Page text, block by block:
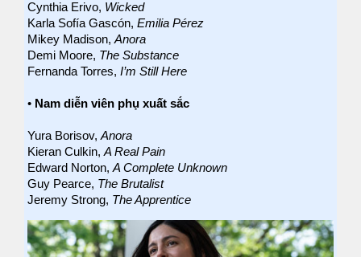
Cynthia Erivo, Wicked
Karla Sofía Gascón, Emilia Pérez
Mikey Madison,Anora
Demi Moore, The Substance
Fernanda Torres, I’m Still Here
• Nam diễn viên phụ xuất sắc
Yura Borisov,Anora
Kieran Culkin,A Real Pain
Edward Norton,A Complete Unknown
Guy Pearce, The Brutalist
Jeremy Strong, The Apprentice